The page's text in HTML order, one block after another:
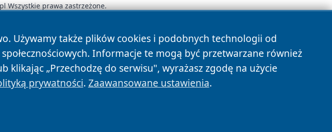
Używamy także plików cookies i podobnych technologii od
Informacje te mogą być przetwarzane również
„Przechodzę do serwisu", wyrażasz zgodę na użycie
prywatności. Zaawansowane ustawienia.
Wszystkie prawa zastrzeżone.
Polityka Cookies